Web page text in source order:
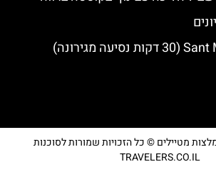
מטיילים © כל הזכויות שמורות לסוכנות
TRAVELERS.CO.IL